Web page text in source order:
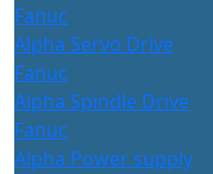
Fanuc
Alpha Servo Drive
Fanuc
Alpha Spindle Drive
Fanuc
Alpha Power supply